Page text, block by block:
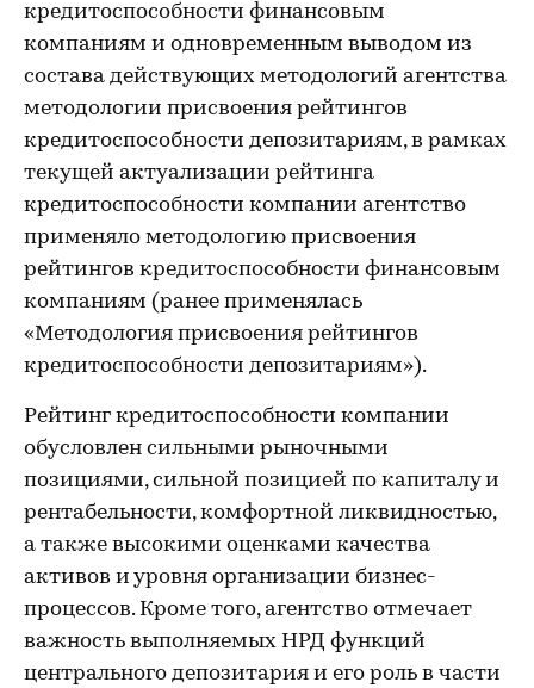
кредитоспособности финансовым
компаниям и одновременным выводом из
состава действующих методологий агентства
методологии присвоения рейтингов
кредитоспособности депозитариям, в рамках
текущей актуализации рейтинга
кредитоспособности компании агентство
применяло методологию присвоения
рейтингов кредитоспособности финансовым
компаниям (ранее применялась
«Методология присвоения рейтингов
кредитоспособности депозитариям»).
Рейтинг кредитоспособности компании
обусловлен сильными рыночными
позициями, сильной позицией по капиталу и
рентабельности, комфортной ликвидностью,
а также высокими оценками качества
активов и уровня организации бизнес-
процессов. Кроме того, агентство отмечает
важность выполняемых НРД функций
центрального депозитария и его роль в части